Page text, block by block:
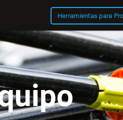
Herramientas para